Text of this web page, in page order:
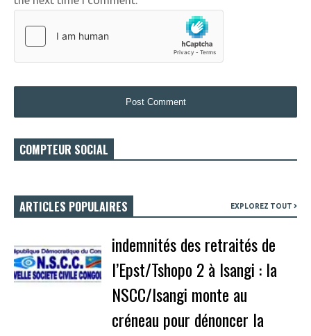
COMPTEUR SOCIAL
ARTICLES POPULAIRES EXPLOREZ TOUT
indemnités des retraités de
l’Epst/Tshopo 2 à Isangi : la
NSCC/Isangi monte au
créneau pour dénoncer la